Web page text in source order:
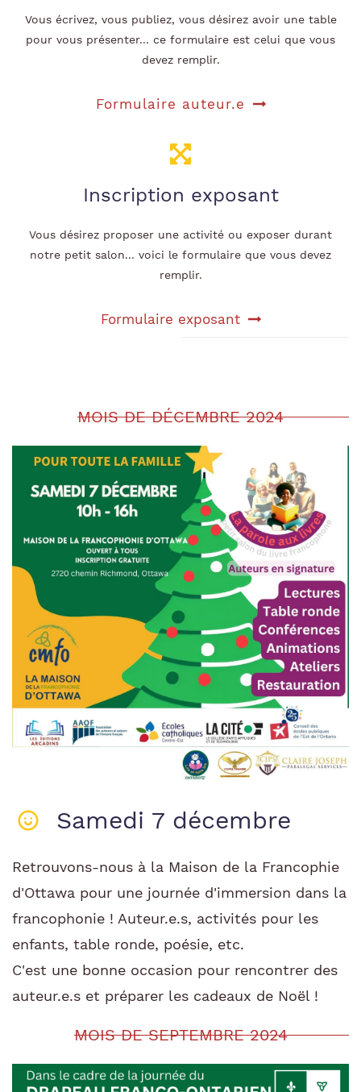
Vous écrivez, vous publiez, vous désirez avoir une table
pour vous présenter... ce formulaire est celui que vous
devez remplir.
Formulaire auteur.e
Inscription exposant
Vous désirez proposer une activité ou exposer durant
notre petit salon... voici le formulaire que vous devez
remplir.
Formulaire exposant
MOIS DE DÉCEMBRE 2024
Samedi 7 décembre
Retrouvons-nous à la Maison de la Francophie
d'Ottawa pour une journée d'immersion dans la
francophonie ! Auteur.e.s, activités pour les
enfants, table ronde, poésie, etc.
C'est une bonne occasion pour rencontrer des
auteur.e.s et préparer les cadeaux de Noël !
MOIS DE SEPTEMBRE 2024